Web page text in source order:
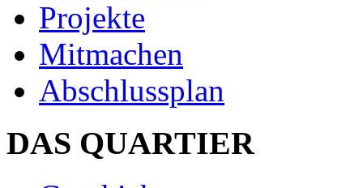
Projekte
Mitmachen
Abschlussplan
DAS QUARTIER